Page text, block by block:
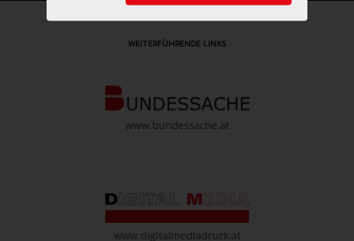
WEITERFÜHRENDE LINKS